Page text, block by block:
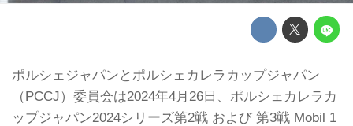
ポルシェジャパンとポルシェカレラカップジャパン
（PCCJ）委員会は2024年4月26日、ポルシェカレラカ
ップジャパン2024シリーズ第2戦 および 第3戦 Mobil 1